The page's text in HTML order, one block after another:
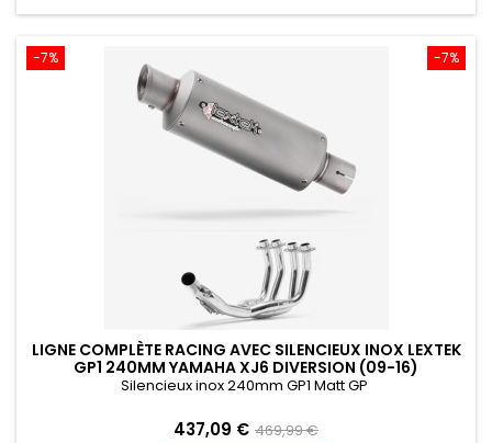
-7%
-7%
LIGNE COMPLÈTE RACING AVEC SILENCIEUX INOX LEXTEK
GP1 240MM YAMAHA XJ6 DIVERSION (09-16)
Silencieux inox 240mm GP1 Matt GP
Prix
437,09 € Prix
469,99 €